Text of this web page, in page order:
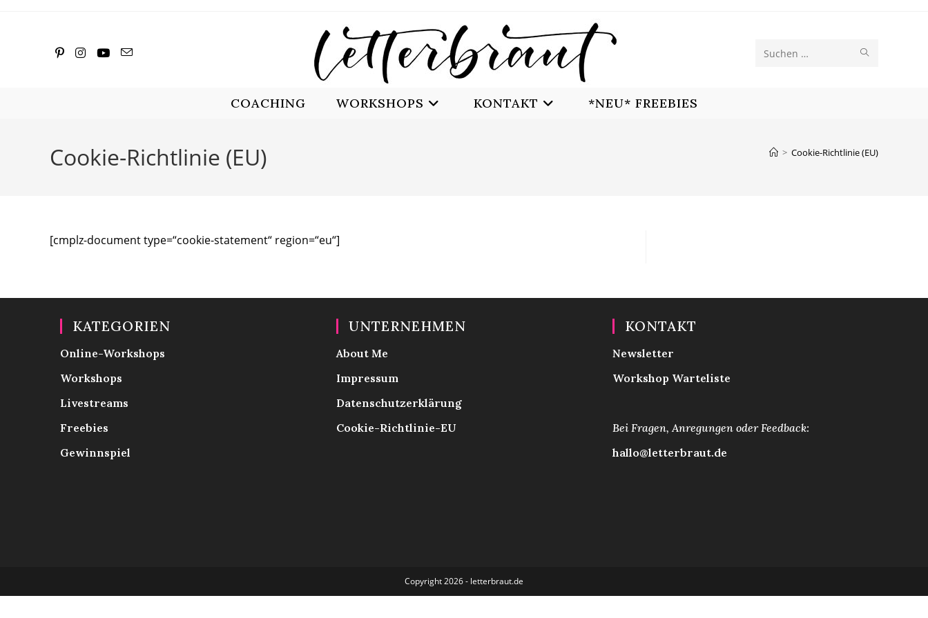
Diese
COACHING WORKSHOPS KONTAKT *NEU* FREEBIES
Cookie-Richtlinie (EU) > Cookie-Richtlinie (EU)
[cmplz-document type=“cookie-statement“ region=“eu“]
KATEGORIEN
Online-Workshops
Workshops
Livestreams
Freebies
Gewinnspiel
UNTERNEHMEN
About Me
Impressum
Datenschutzerklärung
Cookie-Richtlinie-EU
KONTAKT
Newsletter
Workshop Warteliste
Bei Fragen, Anregungen oder Feedback:
hallo@letterbraut.de
Copyright 2026 - letterbraut.de